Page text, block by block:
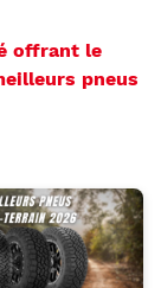
offrant le
pneus